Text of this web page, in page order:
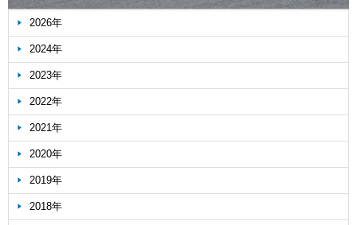
2026年
2024年
2023年
2022年
2021年
2020年
2019年
2018年